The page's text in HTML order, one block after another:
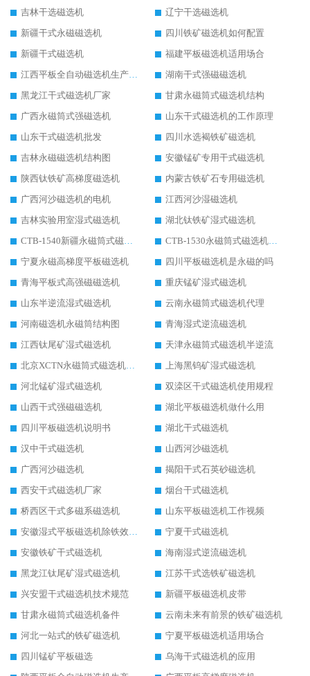
吉林干选磁选机
辽宁干选磁选机
新疆干式永磁磁选机
四川铁矿磁选机如何配置
新疆干式磁选机
福建平板磁选机适用场合
江西平板全自动磁选机生产厂家
湖南干式强磁磁选机
黑龙江干式磁选机厂家
甘肃永磁筒式磁选机结构
广西永磁筒式强磁选机
山东干式磁选机的工作原理
山东干式磁选机批发
四川水选褐铁矿磁选机
吉林永磁磁选机结构图
安徽锰矿专用干式磁选机
陕西钛铁矿高梯度磁选机
内蒙古铁矿石专用磁选机
广西河沙磁选机的电机
江西河沙湿磁选机
吉林实验用室湿式磁选机
湖北钛铁矿湿式磁选机
CTB-1540新疆永磁筒式磁选机
CTB-1530永磁筒式磁选机代理商
宁夏永磁高梯度平板磁选机
四川平板磁选机是永磁的吗
青海平板式高强磁磁选机
重庆锰矿湿式磁选机
山东半逆流湿式磁选机
云南永磁筒式磁选机代理
河南磁选机永磁筒结构图
青海湿式逆流磁选机
江西钛尾矿湿式磁选机
天津永磁筒式磁选机半逆流
北京XCTN永磁筒式磁选机磁块位置
上海黑钨矿湿式磁选机
河北锰矿湿式磁选机
双滦区干式磁选机使用规程
山西干式强磁磁选机
湖北平板磁选机做什么用
四川平板磁选机说明书
湖北干式磁选机
汉中干式磁选机
山西河沙磁选机
广西河沙磁选机
揭阳干式石英砂磁选机
西安干式磁选机厂家
烟台干式磁选机
桥西区干式多磁系磁选机
山东平板磁选机工作视频
安徽湿式平板磁选机除铁效果怎么样
宁夏干式磁选机
安徽铁矿干式磁选机
海南湿式逆流磁选机
黑龙江钛尾矿湿式磁选机
江苏干式选铁矿磁选机
兴安盟干式磁选机技术规范
新疆平板磁选机皮带
甘肃永磁筒式磁选机备件
云南未来有前景的铁矿磁选机
河北一站式的铁矿磁选机
宁夏平板磁选机适用场合
四川锰矿平板磁选
乌海干式磁选机的应用